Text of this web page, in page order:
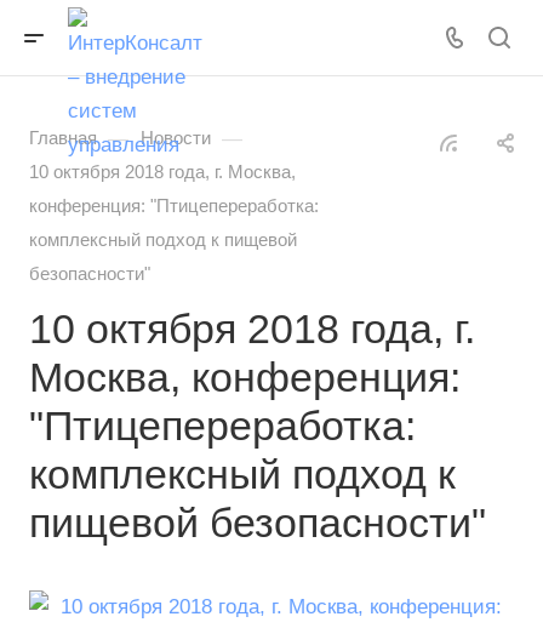
Главная — Новости —
10 октября 2018 года, г. Москва,
конференция: "Птицепереработка:
комплексный подход к пищевой
безопасности"
10 октября 2018 года, г.
Москва, конференция:
"Птицепереработка:
комплексный подход к
пищевой безопасности"